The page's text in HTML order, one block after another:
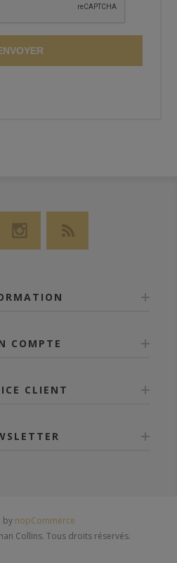
COMPTE
CLIENT
by nopCommerce
Collins. Tous droits réservés.